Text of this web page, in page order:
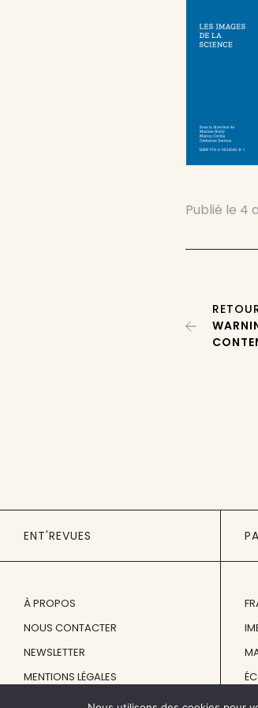
Publié le 4
ENT'REVUES
À PROPOS
NOUS CONTACTER
NEWSLETTER
MENTIONS LÉGALES